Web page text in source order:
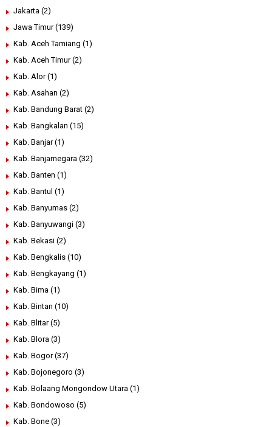
Jakarta (2)
Jawa Timur (139)
Kab. Aceh Tamiang (1)
Kab. Aceh Timur (2)
Kab. Alor (1)
Kab. Asahan (2)
Kab. Bandung Barat (2)
Kab. Bangkalan (15)
Kab. Banjar (1)
Kab. Banjarnegara (32)
Kab. Banten (1)
Kab. Bantul (1)
Kab. Banyumas (2)
Kab. Banyuwangi (3)
Kab. Bekasi (2)
Kab. Bengkalis (10)
Kab. Bengkayang (1)
Kab. Bima (1)
Kab. Bintan (10)
Kab. Blitar (5)
Kab. Blora (3)
Kab. Bogor (37)
Kab. Bojonegoro (3)
Kab. Bolaang Mongondow Utara (1)
Kab. Bondowoso (5)
Kab. Bone (3)